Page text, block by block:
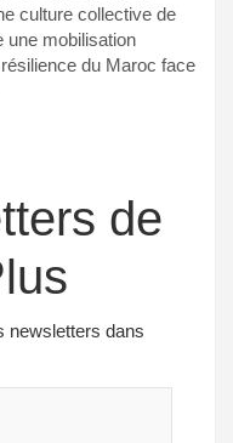
culture collective de
une mobilisation
du Maroc face
de
newsletters dans